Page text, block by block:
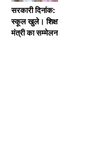
सरकारी दिनांक:
स्कूल खुले। शिक्षा
मंत्री का सम्मेलन